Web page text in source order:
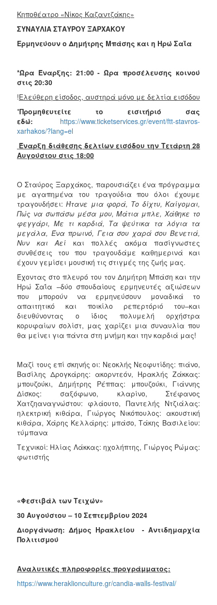
Κηποθέατρο «Νίκος Καζαντζάκης»
ΣΥΝΑΥΛΙΑ ΣΤΑΥΡΟΥ ΞΑΡΧΑΚΟΥ
Ερμηνεύουν ο Δημήτρης Μπάσης και η Ηρώ Σαΐα
*Ώρα Έναρξης: 21:00 -Ώρα προσέλευσης κοινού
στις 20:30
!Ελεύθερη είσοδος, αυστηρά μόνο με δελτία εισόδου
*Προμηθευτείτε το εισιτήριό σας
εδώ:
https://www.ticketservices.gr/event/ftt-stavros-
xarhakos/?lang=el
Έναρξη διάθεσης δελτίων εισόδου την Τετάρτη 28
Αυγούστου στις 18:00
Ο Σταύρος Ξαρχάκος, παρουσιάζει ένα πρόγραμμα
με αγαπημένα του τραγούδια που όλοι έχουμε
τραγουδήσει:Ήτανε μια φορά, Το δίχτυ, Καίγομαι,
Πώς να σωπάσω μέσα μου, Μάτια μπλε, Χάθηκε το
φεγγάρι, Με τι καρδιά, Τα ψεύτικα τα λόγια τα
μεγάλα, Ένα πρωινό, Γεια σου χαρά σου Βενετιά,
Νυν και Αεί και πολλές ακόμα πασίγνωστες
συνθέσεις του που τραγουδάμε καθημερινά και
έχουν γεμίσει μουσική τις στιγμές της ζωής μας.
Έχοντας στο πλευρό του τον Δημήτρη Μπάση και την
Ηρώ Σαΐα –δύο σπουδαίους ερμηνευτές αξιώσεων
που μπορούν να ερμηνεύσουν μοναδικά το
απαιτητικό και ποικίλο ρεπερτόριό του–και
διευθύνοντας ο ίδιος πολυμελή ορχήστρα
κορυφαίων σολίστ, μας χαρίζει μια συναυλία που
θα μείνει για πάντα στη μνήμη και την καρδιά μας!
Μαζί τους επί σκηνής οι: Νεοκλής Νεοφυτίδης: πιάνο,
Βασίλης Δρογκάρης: ακορντεόν, Ηρακλής Ζάκκας:
μπουζούκι, Δημήτρης Ρέππας: μπουζούκι, Γιάννης
Δίσκος: σαξόφωνο, κλαρίνο, Στέφανος
Χατζηαναγνώστου: φλάουτο, Παντελής Ντζιάλας:
ηλεκτρική κιθάρα, Γιώργος Νικόπουλος: ακουστική
κιθάρα, Χάρης Κελλάρης: μπάσο, Τάκης Βασιλείου:
τύμπανα
Τεχνικοί: Ηλίας Λάκκας: ηχολήπτης, Γιώργος Ρώμας:
φωτιστής
«Φεστιβάλ των Τειχών»
30 Αυγούστου – 10 Σεπτεμβρίου 2024
Διοργάνωση: Δήμος Ηρακλείου - Αντιδημαρχία
Πολιτισμού
Αναλυτικές πληροφορίες προγράμματος:
https://www.heraklionculture.gr/candia-walls-festival/